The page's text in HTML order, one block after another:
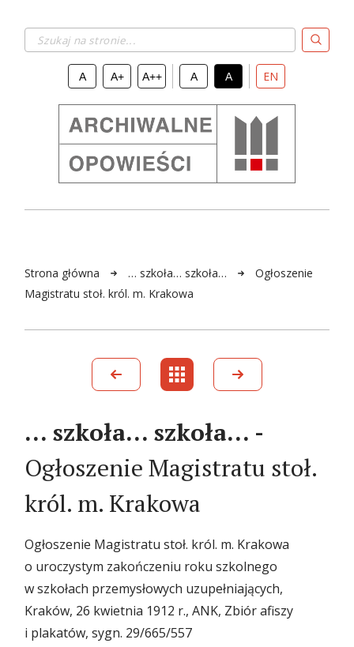
A A+ A++ A A EN
Strona główna … szkoła… szkoła…
Ogłoszenie
Magistratu stoł. król. m. Krakowa
… szkoła… szkoła… -
Ogłoszenie Magistratu stoł.
król. m. Krakowa
Ogłoszenie Magistratu stoł. król. m. Krakowa
o uroczystym zakończeniu roku szkolnego
w szkołach przemysłowych uzupełniających,
Kraków, 26 kwietnia 1912 r., ANK, Zbiór afiszy
i plakatów, sygn. 29/665/557